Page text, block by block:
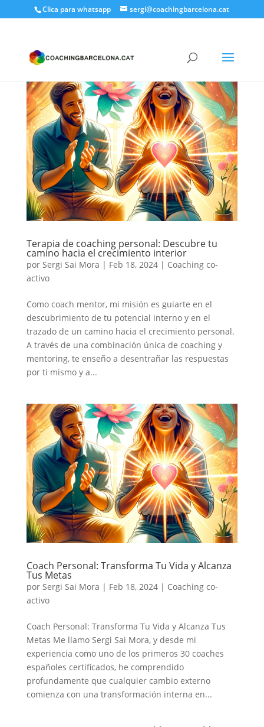
Clica para whatsapp sergi@coachingbarcelona.cat
Terapia de coaching personal: Descubre tu
camino hacia el crecimiento interior
por Sergi Sai Mora | Feb 18, 2024| Coaching co-
activo
Como coach mentor, mi misión es guiarte en el
descubrimiento de tu potencial interno y en el
trazado de un camino hacia el crecimiento personal.
A través de una combinación única de coaching y
mentoring, te enseño a desentrañar las respuestas
por ti mismo y a...
Coach Personal: Transforma Tu Vida y Alcanza
Tus Metas
por Sergi Sai Mora | Feb 18, 2024| Coaching co-
activo
Coach Personal: Transforma Tu Vida y Alcanza Tus
Metas Me llamo Sergi Sai Mora, y desde mi
experiencia como uno de los primeros 30 coaches
españoles certificados, he comprendido
profundamente que cualquier cambio externo
comienza con una transformación interna en...